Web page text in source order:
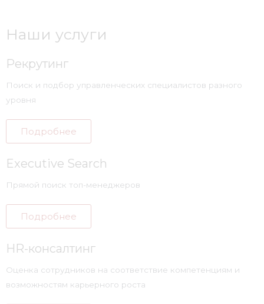
Наши услуги
Рекрутинг
Поиск и подбор управленческих специалистов разного
уровня
Подробнее
Executive Search
Прямой поиск топ-менеджеров
Подробнее
HR-консалтинг
Оценка сотрудников на соответствие компетенциям и
возможностям карьерного роста